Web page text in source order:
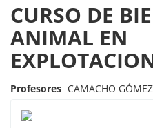
CURSO DE
ANIMAL EN
Profesores CAMACHO